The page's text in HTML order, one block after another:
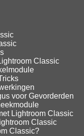
Classic
voor Gevorderden
Lightroom Classic
Classic
Classic?